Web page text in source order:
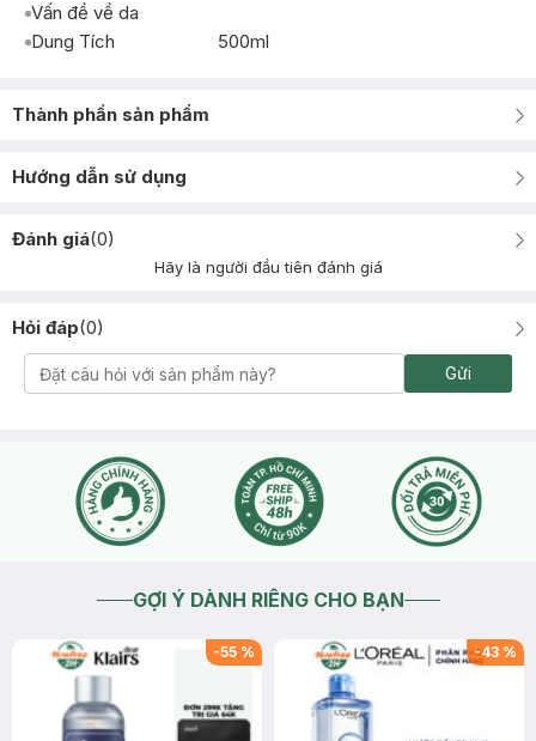
Vấn đề về da
Dung Tích
500ml
Thành phần sản phẩm
Hướng dẫn sử dụng
Đánh giá(0)
Hãy là người đầu tiên đánh giá
Hỏi đáp(0)
Gửi
GỢI Ý DÀNH RIÊNG CHO BẠN
-55 % -43 %